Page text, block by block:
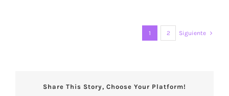
1 2 Siguiente
Share This Story, Choose Your Platform!